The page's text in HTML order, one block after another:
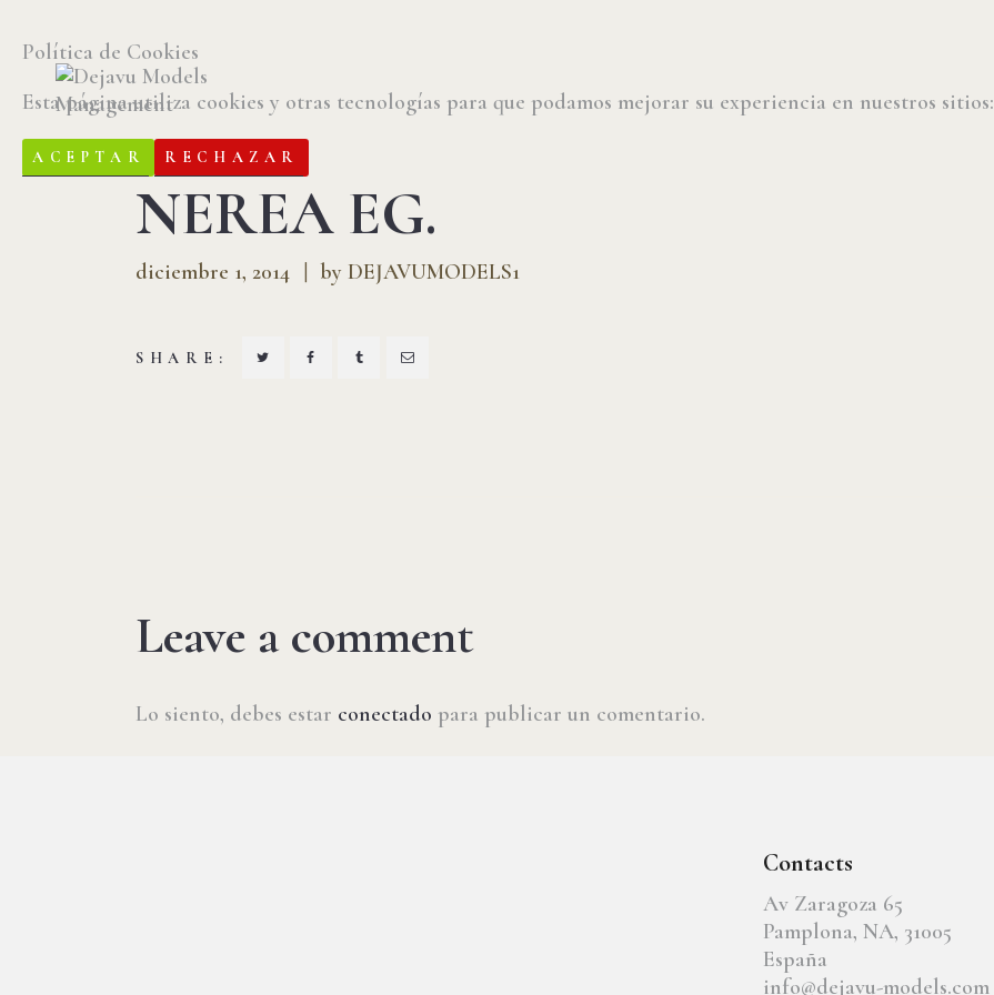
WOMEN+
NEREA EG.
diciembre 1, 2014 by DEJAVUMODELS1
SHARE:
Leave a comment
Lo siento, debes estar conectado para publicar un comentario.
Contacts
Av Zaragoza 65
Pamplona, NA, 31005
España
info@dejavu-models.com
Política de Cookies
Esta página utiliza cookies y otras tecnologías para que podamos mejorar su experiencia en nuestros sitios:
ACEPTAR RECHAZAR